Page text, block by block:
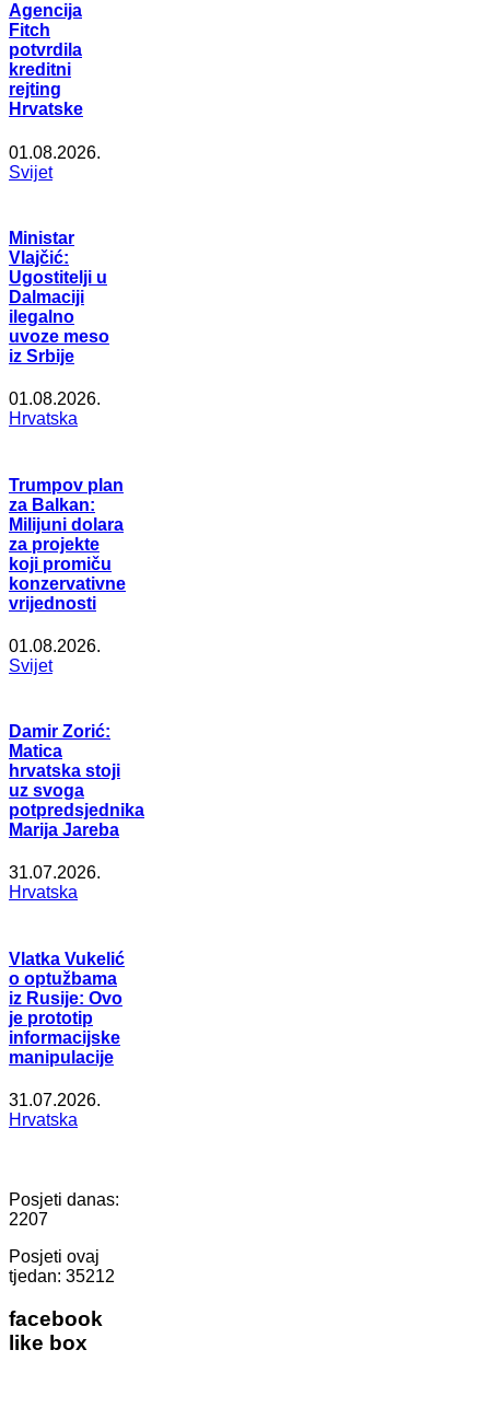
Agencija
Fitch
potvrdila
kreditni
rejting
Hrvatske
01.08.2026.
Svijet
Ministar
Vlajčić:
Ugostitelji u
Dalmaciji
ilegalno
uvoze meso
iz Srbije
01.08.2026.
Hrvatska
Trumpov plan
za Balkan:
Milijuni dolara
za projekte
koji promiču
konzervativne
vrijednosti
01.08.2026.
Svijet
Damir Zorić:
Matica
hrvatska stoji
uz svoga
potpredsjednika
Marija Jareba
31.07.2026.
Hrvatska
Vlatka Vukelić
o optužbama
iz Rusije: Ovo
je prototip
informacijske
manipulacije
31.07.2026.
Hrvatska
Posjeti danas:
2207
Posjeti ovaj
tjedan: 35212
facebook
like box